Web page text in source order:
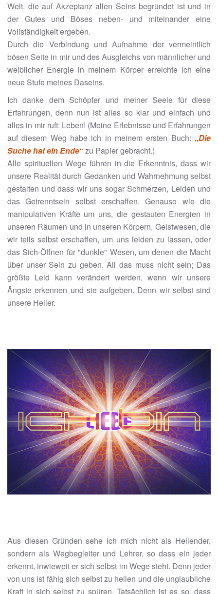
Welt, die auf Akzeptanz allen Seins begründet ist und in
der Gutes und Böses neben- und miteinander eine
Vollständigkeit ergeben.
Durch die Verbindung und Aufnahme der vermeintlich
bösen Seite in mir und des Ausgleichs von männlicher und
weiblicher Energie in meinem Körper erreichte ich eine
neue Stufe meines Daseins.
Ich danke dem Schöpfer und meiner Seele für diese
Erfahrungen, denn nun ist alles so klar und einfach und
alles in mir ruft: Leben! (Meine Erlebnisse und Erfahrungen
auf diesem Weg habe ich in meinem ersten Buch: „Die
Suche hat ein Ende“ zu Papier gebracht.)
Alle spirituellen Wege führen in die Erkenntnis, dass wir
unsere Realität durch Gedanken und Wahrnehmung selbst
gestalten und dass wir uns sogar Schmerzen, Leiden und
das Getrenntsein selbst erschaffen. Genauso wie die
manipulativen Kräfte um uns, die gestauten Energien in
unseren Räumen und in unseren Körpern, Geistwesen, die
wir teils selbst erschaffen, um uns leiden zu lassen, oder
das Sich-Öffnen für "dunkle" Wesen, um denen die Macht
über unser Sein zu geben. All das muss nicht sein; Das
größte Leid kann verändert werden, wenn wir unsere
Ängste erkennen und sie aufgeben. Denn wir selbst sind
unsere Heiler.
Aus diesen Gründen sehe ich mich nicht als Heilender,
sondern als Wegbegleiter und Lehrer, so dass ein jeder
erkennt, inwieweit er sich selbst im Wege steht. Denn jeder
von uns ist fähig sich selbst zu heilen und die unglaubliche
Kraft in sich selbst zu spüren. Tatsächlich ist es so, dass